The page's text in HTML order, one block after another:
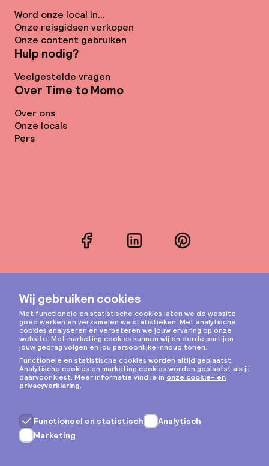
Word onze local in...
Onze reisgidsen verkopen
Onze content gebruiken
Hulp nodig?
Veelgestelde vragen
Over Time to Momo
Over ons
Onze locals
Pers
FacebookLinkedInPinterest
Instagram
Privacy & cookies
Algemene voorwaarden